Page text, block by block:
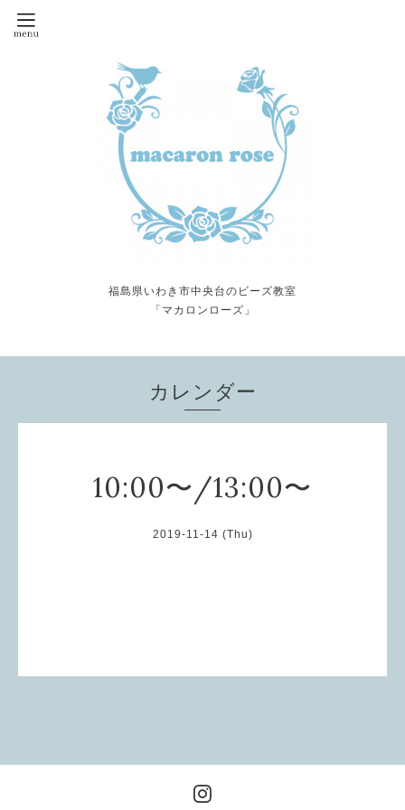
福島県いわき市中央台のビーズ教室
「マカロンローズ」
カレンダー
10:00〜/13:00〜
2019-11-14 (Thu)